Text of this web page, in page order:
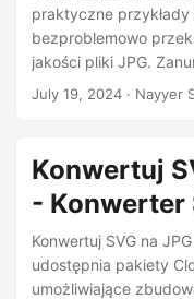
n
praktyczne
bezproblemowo
jakości pliki JPG.
moc pakietu
July 19, 2024 · Nayyer
Konwertuj
- Konwerter
Konwertuj SVG na
udostępnia pakiety
umożliwiające